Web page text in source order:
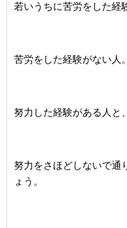
若いうちに苦労をした経
苦労をした経験がない人。
努力した経験がある人と、
努力をさほどしないで通
ょう。